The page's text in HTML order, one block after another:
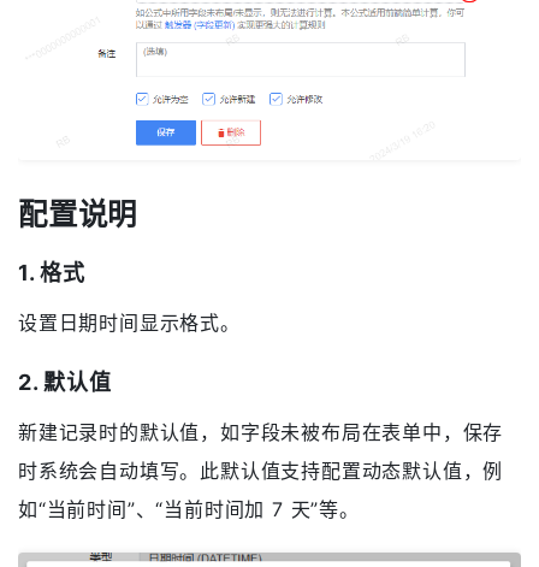
配置说明
1. 格式
设置日期时间显示格式。
2. 默认值
新建记录时的默认值，如字段未被布局在表单中，保存
时系统会自动填写。此默认值支持配置动态默认值，例
如“当前时间”、“当前时间加 7 天”等。